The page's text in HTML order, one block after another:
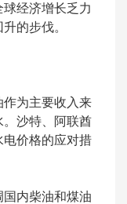
经济增长乏力
的步伐。
作为主要收入来
沙特、阿联酋
价格的应对措
内柴油和煤油